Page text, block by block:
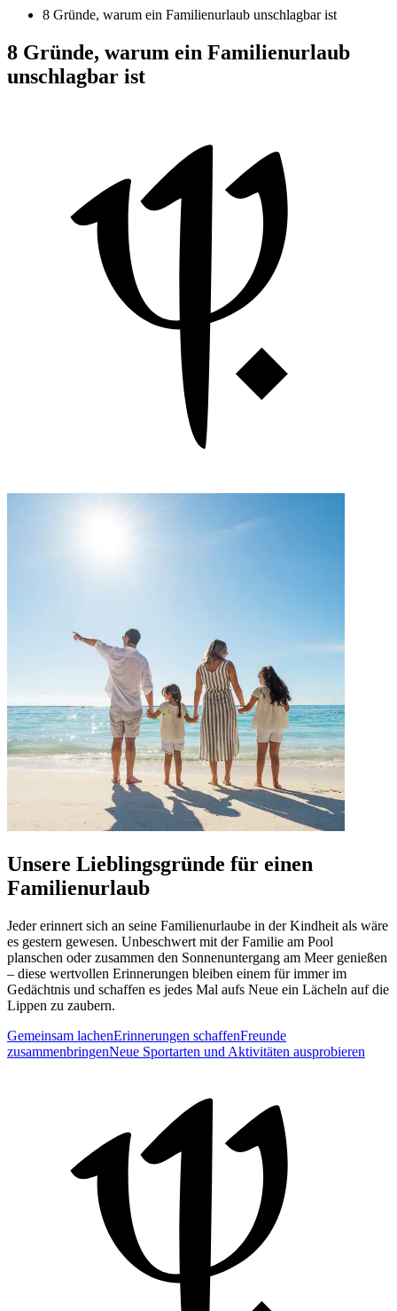
8 Gründe, warum ein Familienurlaub unschlagbar ist
8 Gründe, warum ein Familienurlaub
unschlagbar ist
Unsere Lieblingsgründe für einen
Familienurlaub
Jeder erinnert sich an seine Familienurlaube in der Kindheit als wäre
es gestern gewesen. Unbeschwert mit der Familie am Pool
planschen oder zusammen den Sonnenuntergang am Meer genießen
– diese wertvollen Erinnerungen bleiben einem für immer im
Gedächtnis und schaffen es jedes Mal aufs Neue ein Lächeln auf die
Lippen zu zaubern.
Gemeinsam lachenErinnerungen schaffenFreunde
zusammenbringenNeue Sportarten und Aktivitäten ausprobieren